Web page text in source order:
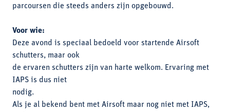
parcoursen die steeds anders zijn opgebouwd.
Voor wie:
Deze avond is speciaal bedoeld voor startende Airsoft
schutters, maar ook
de ervaren schutters zijn van harte welkom. Ervaring met
IAPS is dus niet
nodig.
Als je al bekend bent met Airsoft maar nog niet met IAPS,